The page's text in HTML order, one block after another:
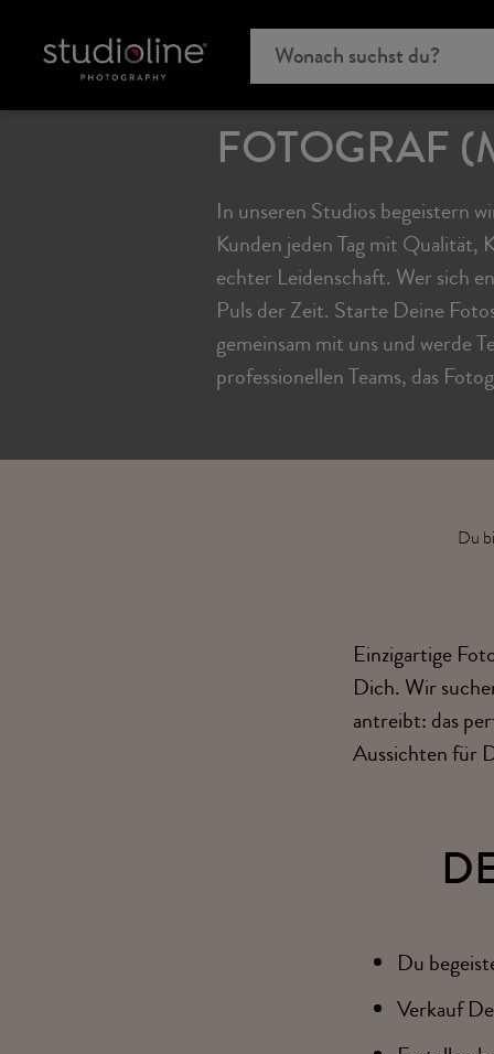
FOTOGRAF
In unseren Studios begeistern
Kunden jeden Tag mit Qualität,
echter Leidenschaft. Wer sich
Puls der Zeit. Starte Deine
gemeinsam mit uns und werde
professionellen Teams, das
Du
Einzigartige
Dich. Wir
antreibt: das
Aussichten für
Du
Verkauf